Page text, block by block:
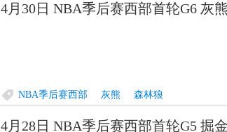
4月30日 NBA季后赛西部首轮G6 灰
NBA季后赛西部 灰熊 森林狼
4月28日 NBA季后赛西部首轮G5 掘